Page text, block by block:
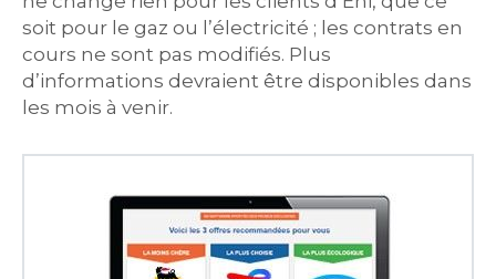
soit pour le gaz ou l’électricité ; les contrats en
cours ne sont pas modifiés. Plus
d’informations devraient être disponibles dans
les mois à venir.